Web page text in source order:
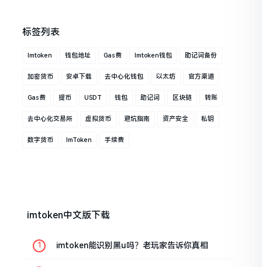
标签列表
Imtoken 钱包地址 Gas费 Imtoken钱包 助记词备份
加密货币 安卓下载 去中心化钱包 以太坊 官方渠道
Gas费 提币 USDT 钱包 助记词 区块链 转账
去中心化交易所 虚拟货币 避坑指南 资产安全 私钥
数字货币 ImToken 手续费
imtoken中文版下载
imtoken能识别黑u吗？老玩家告诉你真相